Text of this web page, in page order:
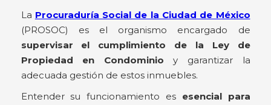
La Procuraduría Social de la Ciudad de México
(PROSOC) es el organismo encargado de
supervisar el cumplimiento de la Ley de
Propiedad en Condominio y garantizar la
adecuada gestión de estos inmuebles.
Entender su funcionamiento es esencial para